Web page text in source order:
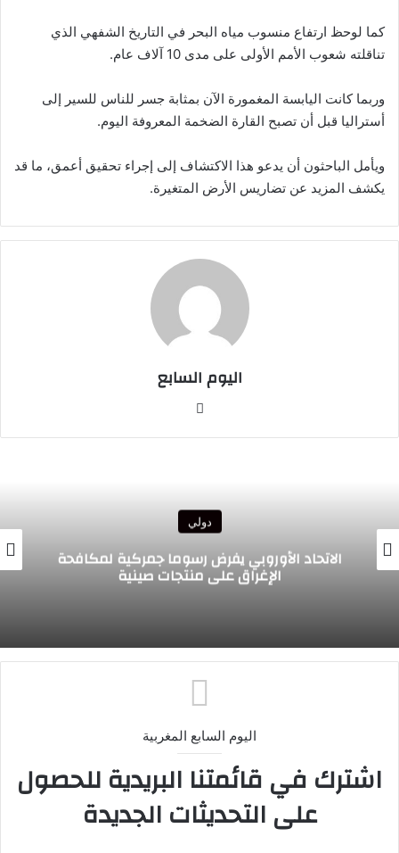
كما لوحظ ارتفاع منسوب مياه البحر في التاريخ الشفهي الذي
تناقلته شعوب الأمم الأولى على مدى 10 آلاف عام.
وربما كانت اليابسة المغمورة الآن بمثابة جسر للناس للسير إلى
أستراليا قبل أن تصبح القارة الضخمة المعروفة اليوم.
ويأمل الباحثون أن يدعو هذا الاكتشاف إلى إجراء تحقيق أعمق، ما قد
يكشف المزيد عن تضاريس الأرض المتغيرة.
اليوم السابع
الرئيس الغاني يبعث تحياته الأخوية إلى جلالة
الملك ويعرب عن ارتياحه للتقدم المحرز في إطار
التعاون الثنائي مع المغرب
اليوم السابع المغربية
اشترك في قائمتنا البريدية للحصول
على التحديثات الجديدة